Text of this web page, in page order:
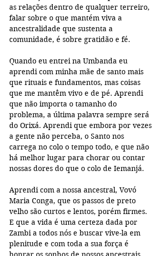
as relações dentro de qualquer terreiro,
falar sobre o que mantém viva a
ancestralidade que sustenta a
comunidade, é sobre gratidão e fé.
Quando eu entrei na Umbanda eu
aprendi com minha mãe de santo mais
que rituais e fundamentos, mas coisas
que me mantêm vivo e de pé. Aprendi
que não importa o tamanho do
problema, a última palavra sempre será
do Orixá. Aprendi que embora por vezes
a gente não perceba, o Santo nos
carrega no colo o tempo todo, e que não
há melhor lugar para chorar ou contar
nossas dores do que o colo de Iemanjá.
Aprendi com a nossa ancestral, Vovó
Maria Conga, que os passos de preto
velho são curtos e lentos, porém firmes.
E que a vida é uma certeza dada por
Zambi a todos nós e buscar vive-la em
plenitude e com toda a sua força é